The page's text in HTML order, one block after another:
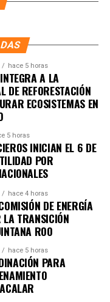
Paraguay y Uruguay
para cerrar los
UE–Mercosur
El pacto es
de la última década.
de cien
dejando más de
Equipos
incomunicadas.
tras
hace 5 horas
A LA
DE REFORESTACIÓN
ECOSISTEMAS EN
5 horas
INICIAN EL 6 DE
POR
hace 4 horas
DE ENERGÍA
LA TRANSICIÓN
ROO
hace 5 horas
PARA